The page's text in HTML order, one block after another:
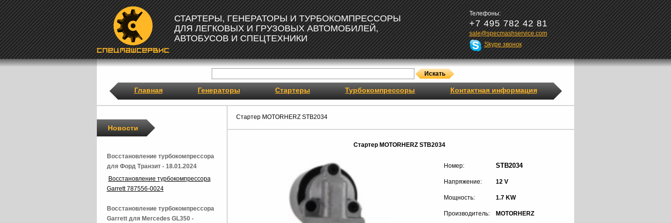
СТАРТЕРЫ, ГЕНЕРАТОРЫ И ТУРБОКОМПРЕССОРЫ
ДЛЯ ЛЕГКОВЫХ И ГРУЗОВЫХ АВТОМОБИЛЕЙ,
АВТОБУСОВ И СПЕЦТЕХНИКИ
Телефоны:
+7 495 782 42 81
sale@specmashservice.com
Skype звонок
Главная Генераторы Стартеры Турбокомпрессоры Контактная информация
Стартер MOTORHERZ STB2034
Стартер MOTORHERZ STB2034
Номер: STB2034
Напряжение: 12 V
Мощность: 1.7 KW
Производитель: MOTORHERZ
Новости
Восстановление турбокомпрессора
для Форд Транзит - 18.01.2024
Восстановление турбокомпрессора
Garrett 787556-0024
Восстановление турбокомпрессора
Garrett для Mercedes GL350 -